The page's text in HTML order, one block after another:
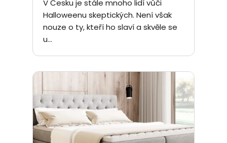
V Česku je stále mnoho lidí vůči
Halloweenu skeptických. Není však
nouze o ty, kteří ho slaví a skvěle se
u...